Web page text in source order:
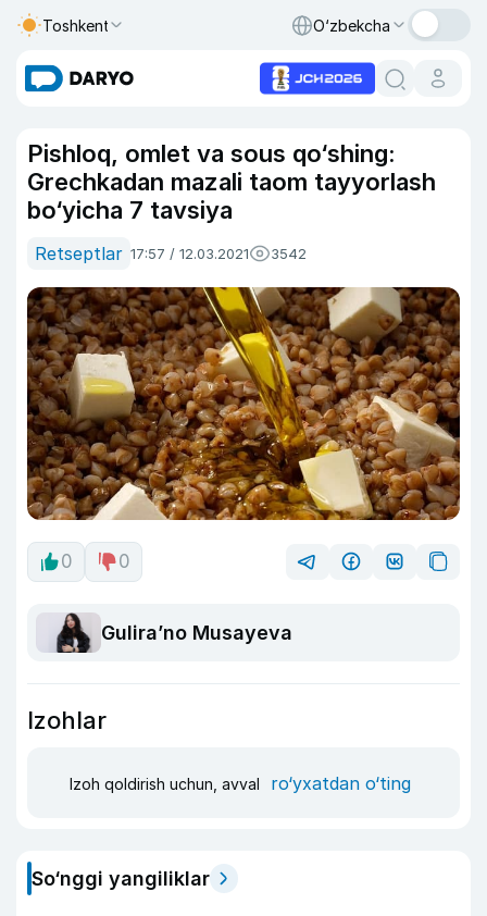
Toshkent O‘zbekcha
Pishloq, omlet va sous qo‘shing:
Grechkadan mazali taom tayyorlash
bo‘yicha 7 tavsiya
Retseptlar 17:57 / 12.03.2021 3542
0 0
Guliraʼno Musayeva
Izohlar
Izoh qoldirish uchun, avval ro‘yxatdan o‘ting
So‘nggi yangiliklar